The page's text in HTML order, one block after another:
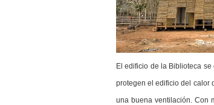
El edificio de la Biblioteca
protegen el edificio del calor
una buena ventilación. Con